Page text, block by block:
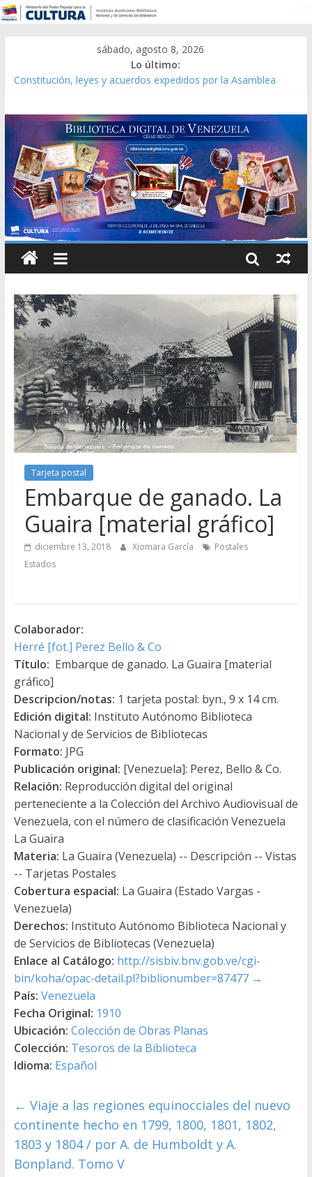
sábado, agosto 8, 2026
Lo último:
Constitución, leyes y acuerdos expedidos por la Asamblea
Modesta Bor Sánchez [material gráfico]
Gaceta Oficial de la República de Venezuela año CXXXIII Mes V,
Caracas 09 de marzo de 2006 N° 38.394
Catálogo temático de obras de Modesta Bor
Tarjeta postal
Embarque de ganado. La
Guaira [material gráfico]
diciembre 13, 2018 Xiomara García
Postales
Estados
Colaborador:
Herré [fot.] Perez Bello & Co
Título: Embarque de ganado. La Guaira [material
gráfico]
Descripcion/notas: 1 tarjeta postal: byn., 9 x 14 cm.
Edición digital: Instituto Autónomo Biblioteca
Nacional y de Servicios de Bibliotecas
Formato: JPG
Publicación original: [Venezuela]: Perez, Bello & Co.
Relación: Reproducción digital del original
perteneciente a la Colección del Archivo Audiovisual de
Venezuela, con el número de clasificación Venezuela
La Guaira
Materia: La Guaira (Venezuela) -- Descripción -- Vistas
-- Tarjetas Postales
Cobertura espacial: La Guaira (Estado Vargas -
Venezuela)
Derechos: Instituto Autónomo Biblioteca Nacional y
de Servicios de Bibliotecas (Venezuela)
Enlace al Catálogo: http://sisbiv.bnv.gob.ve/cgi-
bin/koha/opac-detail.pl?biblionumber=87477 →
País: Venezuela
Fecha Original: 1910
Ubicación: Colección de Obras Planas
Colección: Tesoros de la Biblioteca
Idioma: Español
← Viaje a las regiones equinocciales del nuevo
continente hecho en 1799, 1800, 1801, 1802,
1803 y 1804 / por A. de Humboldt y A.
Bonpland. Tomo V